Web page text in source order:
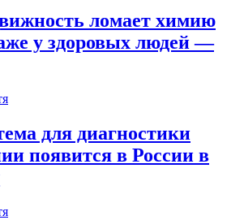
ломает химию
у здоровых людей —
для диагностики
появится в России в